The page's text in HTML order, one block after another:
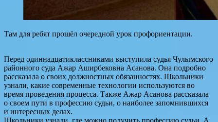
Там для ребят прошёл очередной урок профориентации.
Перед одиннадцатиклассниками выступила судья Чулымского
районного суда Ажар Аширбековна Асанова. Она подробно
рассказала о своих должностных обязанностях. Школьники
узнали, какие современные технологии используются во
время проведения процесса. Также Ажар Асанова рассказала
о своем пути в профессию судьи, о наиболее запомнившихся
и интересных делах.